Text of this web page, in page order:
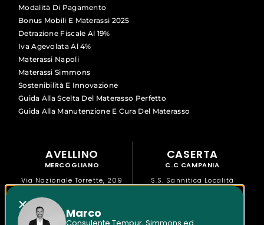
Modalità Di Pagamento
Bonus Mobili E Materassi 2025
Detrazione Fiscale Al 19%
Iva Agevolata Al 4%
Materassi Napoli
Materassi Simmons
Sostenibilità E Innovazione
Guida Alla Scelta Del Materasso Perfetto
Guida Alla Manutenzione E Cura Del Materasso
AVELLINO
MERCOGLIANO
Via Nazionale Torrette, 209
CASERTA
C.C CAMPANIA
S.S. Sannitica Località
NAPOLI NAPOLI
Marco